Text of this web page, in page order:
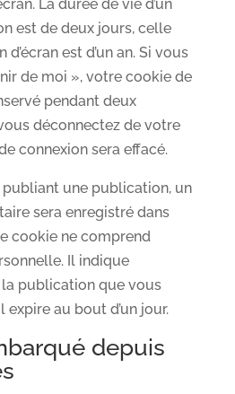
La durée de vie d’un
est de deux jours, celle
d’écran est d’un an. Si vous
de moi », votre cookie de
pendant deux
déconnectez de votre
connexion sera effacé.
publiant une publication, un
sera enregistré dans
cookie ne comprend
Il indique
la publication que vous
expire au bout d’un jour.
depuis